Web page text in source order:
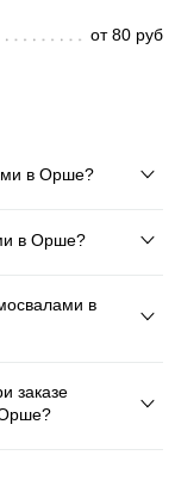
от 80 руб
в Орше?
в Орше?
в
заказе
Орше?